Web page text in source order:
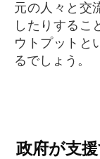
元の人々と交
したりするこ
ウトプットと
るでしょう。
政府が支